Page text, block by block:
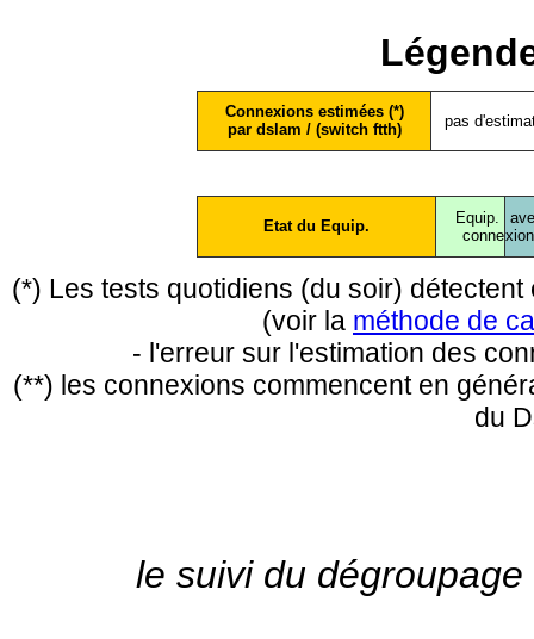
Connexions estimées (*)
par dslam / (switch ftth)
pas
Etat du Equip.
Equip.
conne
(*) Les tests quotidiens (du soir)
(voir la méthode de
- l'erreur sur l'estimation des
(**) les connexions commencent en
du
le suivi du